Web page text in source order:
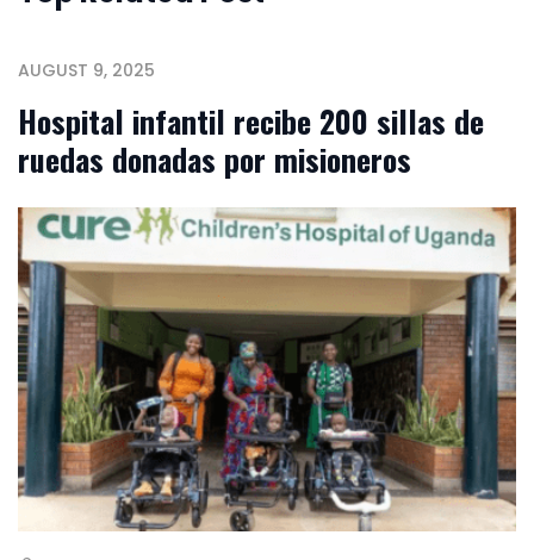
AUGUST 9, 2025
Hospital infantil recibe 200 sillas de
ruedas donadas por misioneros